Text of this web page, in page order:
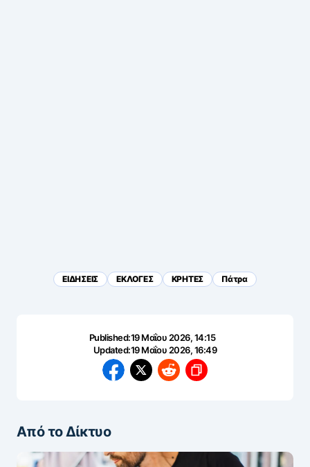
ΕΙΔΗΣΕΙΣ ΕΚΛΟΓΕΣ ΚΡΗΤΕΣ Πάτρα
Published:19 Μαΐου 2026, 14:15
Updated:19 Μαΐου 2026, 16:49
Από το Δίκτυο